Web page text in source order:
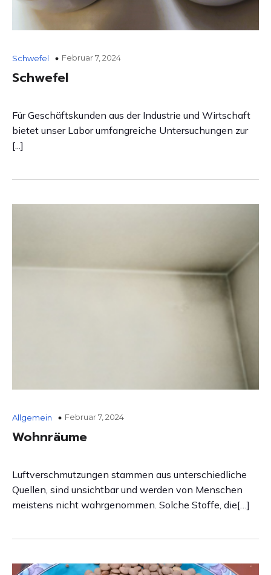
Schwefel Februar 7, 2024
Schwefel
Für Geschäftskunden aus der Industrie und Wirtschaft
bietet unser Labor umfangreiche Untersuchungen zur
[...]
Allgemein Februar 7, 2024
Wohnräume
Luftverschmutzungen stammen aus unterschiedliche
Quellen, sind unsichtbar und werden von Menschen
meistens nicht wahrgenommen. Solche Stoffe, die[…]